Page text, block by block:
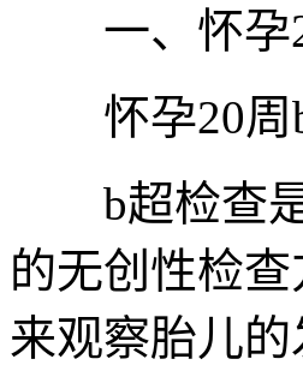
一、怀孕
怀孕20周b
b超检查是
的无创性检
来观察胎儿